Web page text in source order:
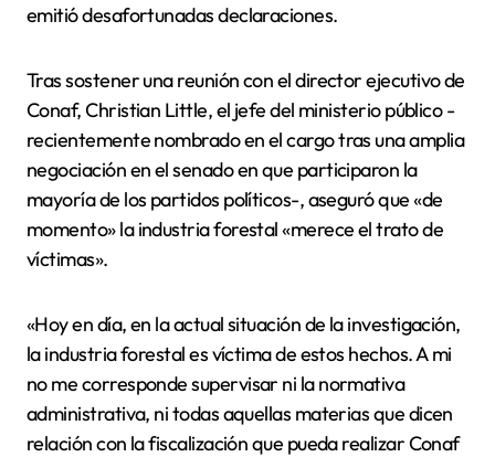
emitió desafortunadas declaraciones.
Tras sostener una reunión con el director ejecutivo de
Conaf, Christian Little, el jefe del ministerio público -
recientemente nombrado en el cargo tras una amplia
negociación en el senado en que participaron la
mayoría de los partidos políticos-, aseguró que «de
momento» la industria forestal «merece el trato de
víctimas».
«Hoy en día, en la actual situación de la investigación,
la industria forestal es víctima de estos hechos. A mi
no me corresponde supervisar ni la normativa
administrativa, ni todas aquellas materias que dicen
relación con la fiscalización que pueda realizar Conaf